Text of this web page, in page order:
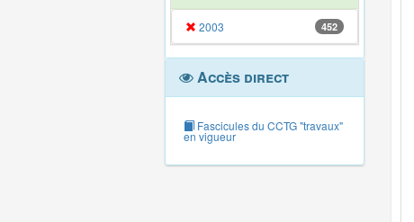
2003 452
Accès direct
Fascicules du CCTG "travaux"
en vigueur